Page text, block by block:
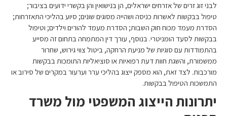
לבני זוג זרים של אזרחים ישראלים, הן בנישואין והן בקשרי ידועים בציבור;
טיפול בבקשות לאשרות כניסה ושהייה מסוגים שונים; סיוע בהליכי התאזרחות;
הסדרת מעמד מכוח חוק השבות; הסדרת מעמד להורים וילדים; וטיפול
בבקשות לסעד הומניטרי. בנוסף, עורך דין המתמחה בתחום זה מסייע
בהתמודדות עם סוגיות של מניעת הרחקה, ביטול צווי גירוש, שחרור
ממשמורת, והשגת חוות דעת רפואיות או סוציאליות התומכות בבקשות
מורכבות. לצד זאת, הוא מספק ייצוג בהליכי ערר וערעור במקרים של סירוב או
התמשכות הטיפול בבקשות.
יתרונות הייצוג המשפטי מול משרד